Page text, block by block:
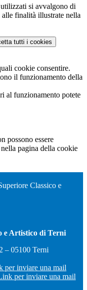
si avvalgono di
finalità illustrate nella
tutti i cookies
cookie consentire.
il funzionamento della
al funzionamento potete
possono essere
pagina della cookie
Classico e
e Artistico di Terni
– 05100 Terni
per inviare una mail
per inviare una mail